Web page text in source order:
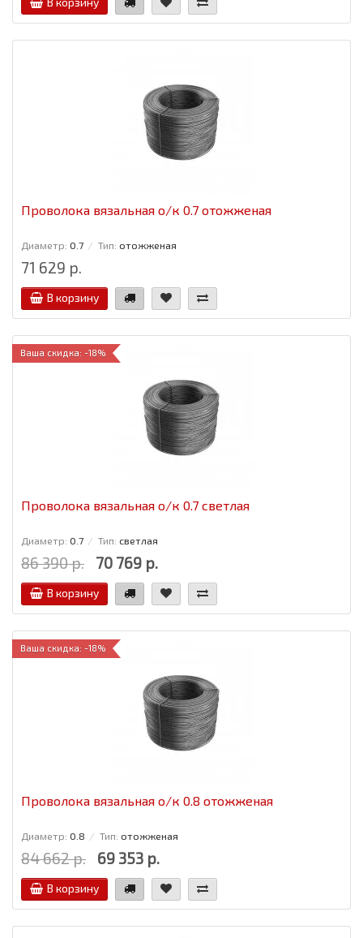
Проволока вязальная о/к 0.7 отожженая
Диаметр: 0.7 Тип: отожженая
71 629 р.
В корзину
Ваша скидка: -18%
Проволока вязальная о/к 0.7 светлая
Диаметр: 0.7 Тип: светлая
86 390 р. 70 769 р.
В корзину
Ваша скидка: -18%
Проволока вязальная о/к 0.8 отожженая
Диаметр: 0.8 Тип: отожженая
84 662 р. 69 353 р.
В корзину